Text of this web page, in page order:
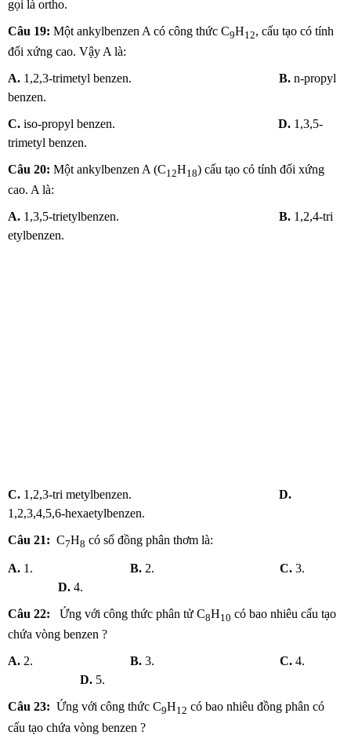
gọi là ortho.
Câu 19: Một ankylbenzen A có công thức C9H12, cấu tạo có tính
đối xứng cao. Vậy A là:
A. 1,2,3-trimetyl benzen. B. n-propyl
benzen.
C. iso-propyl benzen. D. 1,3,5-
trimetyl benzen.
Câu 20: Một ankylbenzen A (C12H18) cấu tạo có tính đối xứng
cao. A là:
A. 1,3,5-trietylbenzen. B. 1,2,4-tri
etylbenzen.
C. 1,2,3-tri metylbenzen. D.
1,2,3,4,5,6-hexaetylbenzen.
Câu 21: C7H8 có số đồng phân thơm là:
A. 1. B. 2. C. 3.
D. 4.
Câu 22: Ứng với công thức phân tử C8H10 có bao nhiêu cấu tạo
chứa vòng benzen ?
A. 2. B. 3. C. 4.
D. 5.
Câu 23: Ứng với công thức C9H12 có bao nhiêu đồng phân có
cấu tạo chứa vòng benzen ?